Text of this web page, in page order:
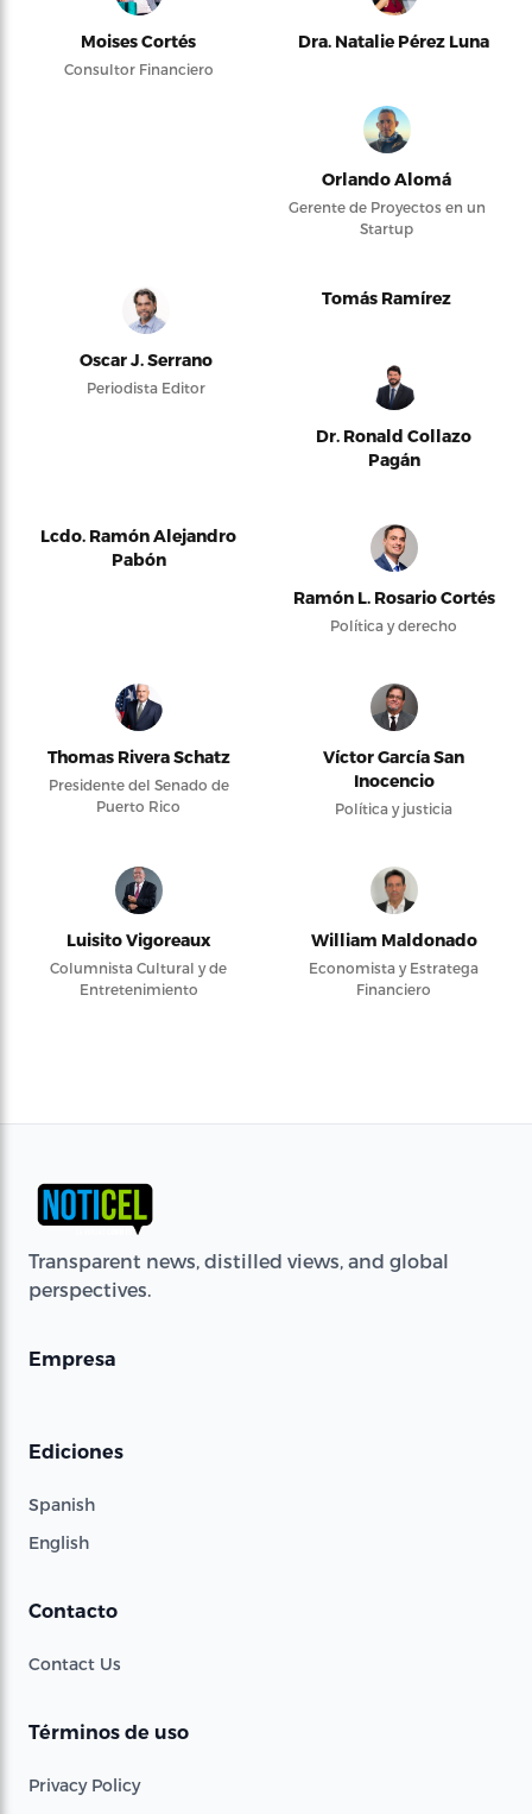
Moises Cortés
Consultor Financiero
Dra. Natalie Pérez Luna
Orlando Alomá
Gerente de Proyectos en un
Startup
Oscar J. Serrano
Periodista Editor
Tomás Ramírez
Dr. Ronald Collazo
Pagán
Lcdo. Ramón Alejandro
Pabón
Ramón L. Rosario Cortés
Política y derecho
Thomas Rivera Schatz
Presidente del Senado de
Puerto Rico
Víctor García San
Inocencio
Política y justicia
Luisito Vigoreaux
Columnista Cultural y de
Entretenimiento
William Maldonado
Economista y Estratega
Financiero
Transparent news, distilled views, and global
perspectives.
Empresa
Ediciones
Spanish
English
Contacto
Contact Us
Términos de uso
Privacy Policy